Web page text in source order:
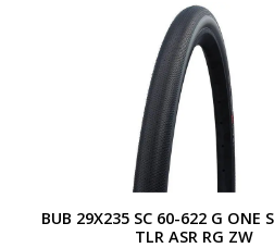
BUB 29X235 SC 60-622 G ONE
TLR ASR RG ZW